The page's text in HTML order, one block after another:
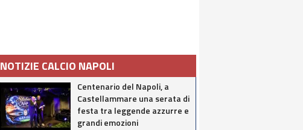
NOTIZIE CALCIO NAPOLI
Centenario del Napoli, a
Castellammare una serata di
festa tra leggende azzurre e
grandi emozioni